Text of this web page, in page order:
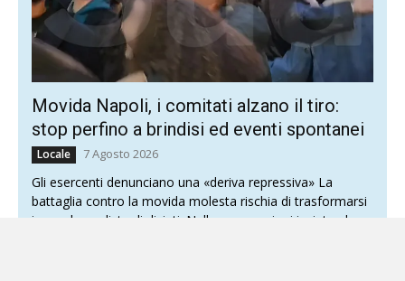
Movida Napoli, i comitati alzano il tiro:
stop perfino a brindisi ed eventi spontanei
Locale 7 Agosto 2026
Gli esercenti denunciano una «deriva repressiva» La
battaglia contro la movida molesta rischia di trasformarsi
in una lunga lista di divieti. Nelle osservazioni inviate al...